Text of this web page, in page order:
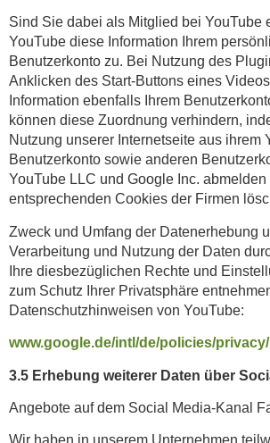
Sind Sie dabei als Mitglied bei YouTube
YouTube diese Information Ihrem
Benutzerkonto zu. Bei Nutzung des
Anklicken des Start-Buttons eines
Information ebenfalls Ihrem
können diese Zuordnung verhindern,
Nutzung unserer Internetseite aus ihrem
Benutzerkonto sowie anderen
YouTube LLC und Google Inc.
entsprechenden Cookies der Firmen
Zweck und Umfang der Datenerhebung
Verarbeitung und Nutzung der Daten
Ihre diesbezüglichen Rechte und
zum Schutz Ihrer Privatsphäre
Datenschutzhinweisen von YouTube:
www.google.de/intl/de/policies/privacy/
3.5 Erhebung weiterer Daten über
Angebote auf dem Social Media-Kanal